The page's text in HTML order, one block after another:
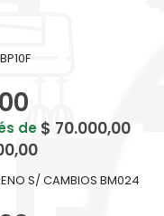
de $ 70.000,00
S/ CAMBIOS BM024